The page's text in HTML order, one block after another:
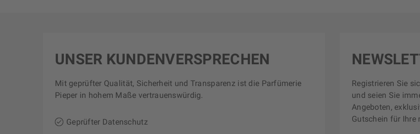
Registrieren Sie
und seien Sie
Angeboten,
Gutschein für Ihre
UNSER KUNDENVERSPRECHEN
Mit geprüfter Qualität, Sicherheit und Transparenz ist die Parfümerie
Pieper in hohem Maße vertrauenswürdig.
Geprüfter Datenschutz